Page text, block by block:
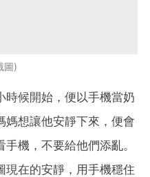
圖
時候開始，便以手機當奶
媽想讓他安靜下來，便會
機，不要給他們添亂。
現在的安靜，用手機穩住